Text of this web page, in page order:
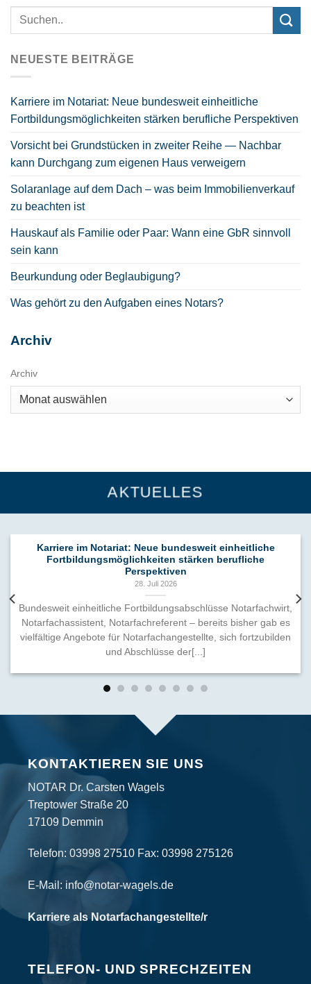
NEUESTE BEITRÄGE
Karriere im Notariat: Neue bundesweit einheitliche
Fortbildungsmöglichkeiten stärken berufliche Perspektiven
Vorsicht bei Grundstücken in zweiter Reihe — Nachbar
kann Durchgang zum eigenen Haus verweigern
Solaranlage auf dem Dach – was beim Immobilienverkauf
zu beachten ist
Hauskauf als Familie oder Paar: Wann eine GbR sinnvoll
sein kann
Beurkundung oder Beglaubigung?
Was gehört zu den Aufgaben eines Notars?
Archiv
Archiv
AKTUELLES
Karriere im Notariat: Neue bundesweit einheitliche
Fortbildungsmöglichkeiten stärken berufliche
Perspektiven
28. Juli 2026
Bundesweit einheitliche Fortbildungsabschlüsse Notarfachwirt,
Notarfachassistent, Notarfachreferent – bereits bisher gab es
vielfältige Angebote für Notarfachangestellte, sich fortzubilden
und Abschlüsse der[...]
KONTAKTIEREN SIE UNS
NOTAR Dr. Carsten Wagels
Treptower Straße 20
17109 Demmin
Telefon: 03998 27510 Fax: 03998 275126
E-Mail: info@notar-wagels.de
Karriere als Notarfachangestellte/r
TELEFON- UND SPRECHZEITEN